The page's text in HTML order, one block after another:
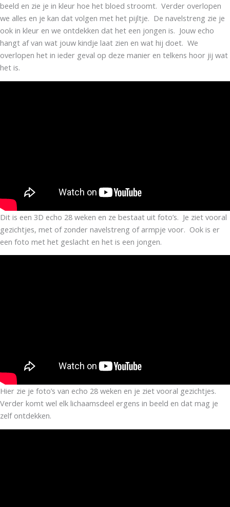
beeld en zie je in kleur hoe het bloed stroomt. Verder overlopen
we alles en je kan dat volgen met het pijltje. De navelstreng zie je
ook in kleur en we ontdekken dat het een jongen is. Jouw echo
hangt af van wat jouw kindje laat zien en wat hij doet. We
overlopen het in ieder geval op deze manier en telkens hoor jij wat
het is.
Dit is een 3D echo 28 weken en ze bestaat uit foto’s. Je ziet vooral
gezichtjes, met of zonder navelstreng of armpje voor. Ook is er
een foto met het geslacht en het is een jongen.
Hier zie je foto’s van echo 28 weken en je ziet vooral gezichtjes.
Verder komt wel elk lichaamsdeel ergens in beeld en dat mag je
zelf ontdekken.